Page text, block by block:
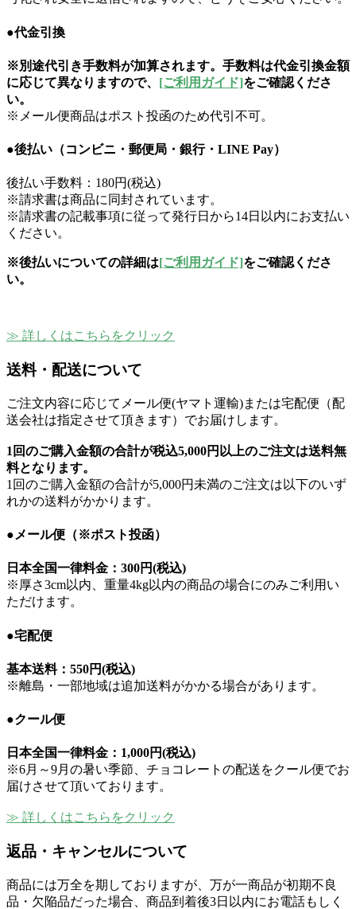
●代金引換
※別途代引き手数料が加算されます。手数料は代金引換金額
に応じて異なりますので、 [ご利用ガイド]をご確認くださ
い。
※メール便商品はポスト投函のため代引不可。
●後払い（コンビニ・郵便局・銀行・LINE Pay）
後払い手数料：180円(税込)
※請求書は商品に同封されています。
※請求書の記載事項に従って発行日から14日以内にお支払い
ください。
※後払いについての詳細は[ご利用ガイド]をご確認くださ
い。
≫ 詳しくはこちらをクリック
送料・配送について
ご注文内容に応じてメール便(ヤマト運輸)または宅配便（配
送会社は指定させて頂きます）でお届けします。
1回のご購入金額の合計が税込5,000円以上のご注文は送料無
料となります。
1回のご購入金額の合計が5,000円未満のご注文は以下のいず
れかの送料がかかります。
●メール便（※ポスト投函）
日本全国一律料金： 300円(税込)
※厚さ3cm以内、重量4kg以内の商品の場合にのみご利用い
ただけます。
●宅配便
基本送料： 550円(税込)
※離島・一部地域は追加送料がかかる場合があります。
●クール便
日本全国一律料金： 1,000円(税込)
※6月～9月の暑い季節、チョコレートの配送をクール便でお
届けさせて頂いております。
≫ 詳しくはこちらをクリック
返品・キャンセルについて
商品には万全を期しておりますが、万が一商品が初期不良
品・欠陥品だった場合、商品到着後3日以内にお電話もしく